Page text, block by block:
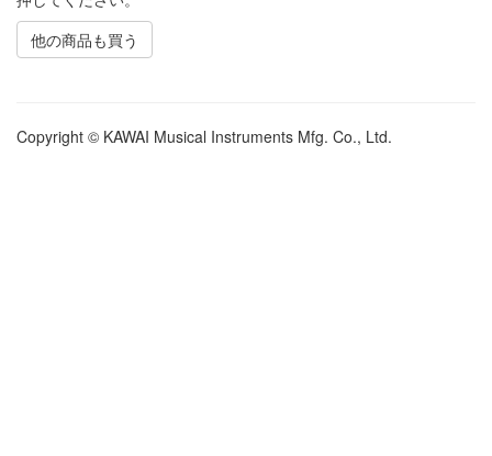
他の商品も買う
Copyright © KAWAI Musical Instruments Mfg. Co., Ltd.